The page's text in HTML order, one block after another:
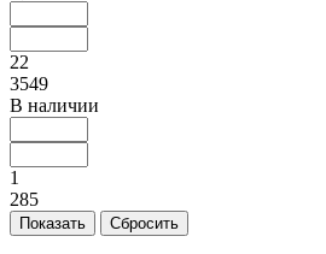
22
3549
В наличии
1
285